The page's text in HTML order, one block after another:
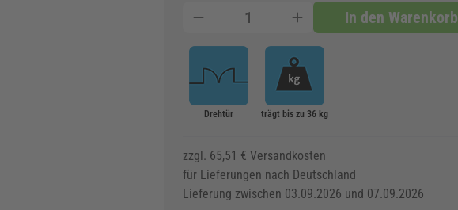
In den Warenkorb
Drehtür trägt bis zu 36 kg
zzgl. 65,51 € Versandkosten
für Lieferungen nach Deutschland
Lieferung zwischen 03.09.2026 und 07.09.2026